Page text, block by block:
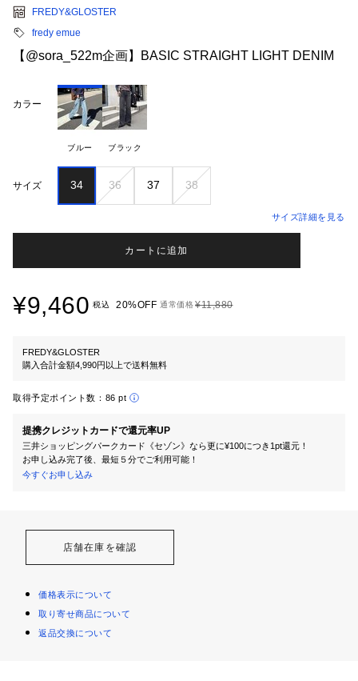
FREDY&GLOSTER
fredy emue
【@sora_522m企画】BASIC STRAIGHT LIGHT DENIM
カラー
ブルー ブラック
サイズ 34 36 37 38
サイズ詳細を見る
カートに追加
¥9,460 税込 20%OFF 通常価格¥11,880
FREDY&GLOSTER
購入合計金額4,990円以上で送料無料
取得予定ポイント数： 86 pt
提携クレジットカードで還元率UP
三井ショッピングパークカード《セゾン》なら更に¥100につき1pt還元！
お申し込み完了後、最短５分でご利用可能！
今すぐお申し込み
店舗在庫を確認
価格表示について
取り寄せ商品について
返品交換について